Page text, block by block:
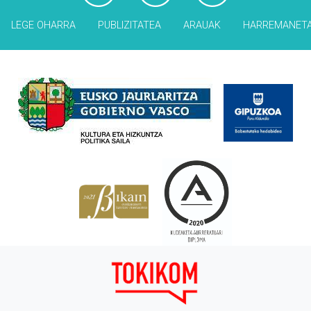
LEGE OHARRA PUBLIZITATEA ARAUAK